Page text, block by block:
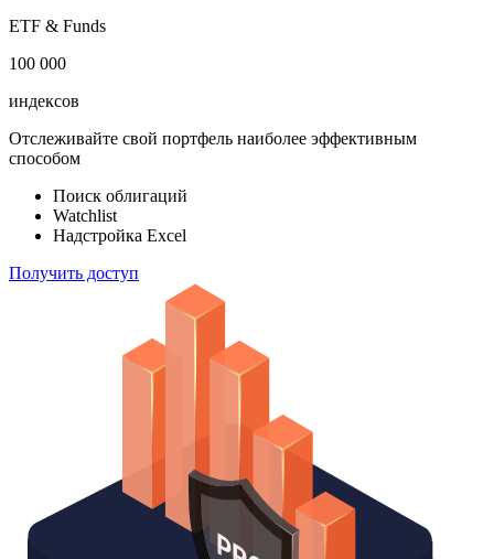
ETF & Funds
100 000
индексов
Отслеживайте свой портфель наиболее эффективным
способом
Поиск облигаций
Watchlist
Надстройка Excel
Получить доступ